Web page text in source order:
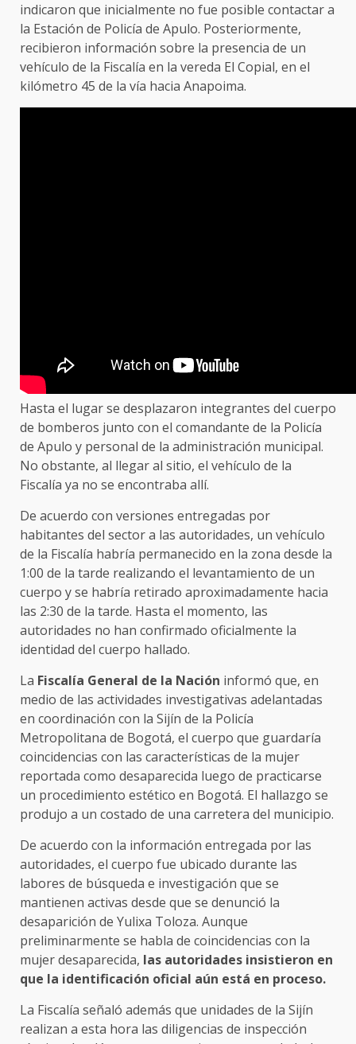
indicaron que inicialmente no fue posible contactar a
la Estación de Policía de Apulo. Posteriormente,
recibieron información sobre la presencia de un
vehículo de la Fiscalía en la vereda El Copial, en el
kilómetro 45 de la vía hacia Anapoima.
Hasta el lugar se desplazaron integrantes del cuerpo
de bomberos junto con el comandante de la Policía
de Apulo y personal de la administración municipal.
No obstante, al llegar al sitio, el vehículo de la
Fiscalía ya no se encontraba allí.
De acuerdo con versiones entregadas por
habitantes del sector a las autoridades, un vehículo
de la Fiscalía habría permanecido en la zona desde la
1:00 de la tarde realizando el levantamiento de un
cuerpo y se habría retirado aproximadamente hacia
las 2:30 de la tarde. Hasta el momento, las
autoridades no han confirmado oficialmente la
identidad del cuerpo hallado.
La Fiscalía General de la Nación informó que, en
medio de las actividades investigativas adelantadas
en coordinación con la Sijín de la Policía
Metropolitana de Bogotá, el cuerpo que guardaría
coincidencias con las características de la mujer
reportada como desaparecida luego de practicarse
un procedimiento estético en Bogotá. El hallazgo se
produjo a un costado de una carretera del municipio.
De acuerdo con la información entregada por las
autoridades, el cuerpo fue ubicado durante las
labores de búsqueda e investigación que se
mantienen activas desde que se denunció la
desaparición de Yulixa Toloza. Aunque
preliminarmente se habla de coincidencias con la
mujer desaparecida, las autoridades insistieron en
que la identificación oficial aún está en proceso.
La Fiscalía señaló además que unidades de la Sijín
realizan a esta hora las diligencias de inspección